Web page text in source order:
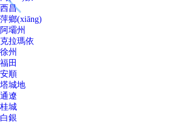
西昌
萍鄉(xiāng)
阿壩州
克拉瑪依
徐州
福田
安順
塔城地
通遼
桂城
白銀